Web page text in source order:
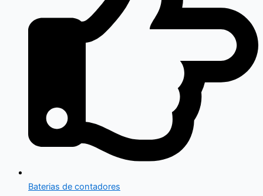
Baterias de contadores